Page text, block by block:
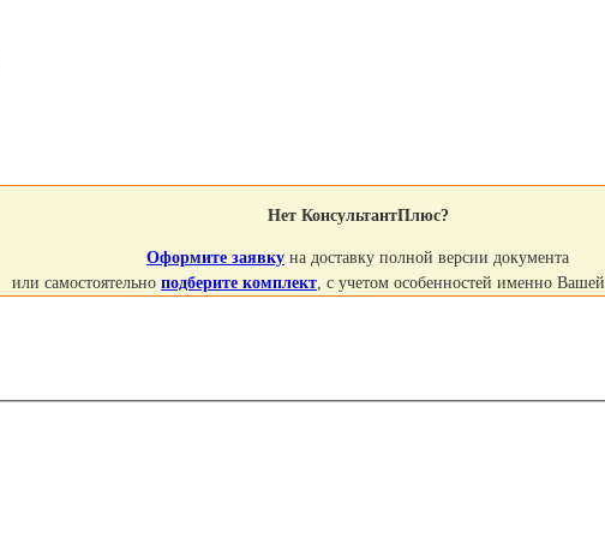
Нет КонсультантПлюс?
Оформите заявку на доставку полной версии документа
или самостоятельно подберите комплект , с учетом особенностей именно